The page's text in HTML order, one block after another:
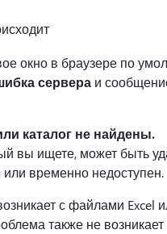
окно в браузере по
сервера и
каталог не найдены.
вы ищете, может быть
временно недоступен.
с файлами Excel
также не